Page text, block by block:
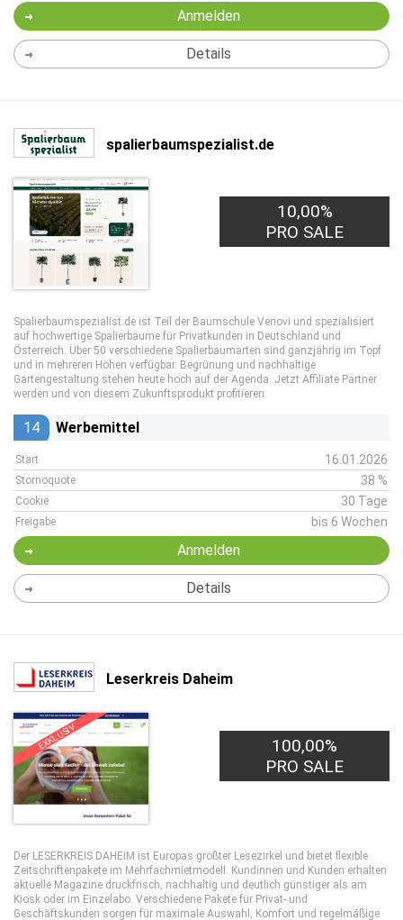
Anmelden
Details
spalierbaumspezialist.de
10,00%
PRO SALE
Spalierbaumspezialist.de ist Teil der Baumschule Venovi und spezialisiert
auf hochwertige Spalierbäume für Privatkunden in Deutschland und
Österreich. Über 50 verschiedene Spalierbaumarten sind ganzjährig im Topf
und in mehreren Höhen verfügbar. Begrünung und nachhaltige
Gartengestaltung stehen heute hoch auf der Agenda. Jetzt Affiliate Partner
werden und von diesem Zukunftsprodukt profitieren.
14 Werbemittel
Start 16.01.2026
Stornoquote 38 %
Cookie 30 Tage
Freigabe bis 6 Wochen
Anmelden
Details
Leserkreis Daheim
EXKLUSIV
100,00%
PRO SALE
Der LESERKREIS DAHEIM ist Europas größter Lesezirkel und bietet flexible
Zeitschriftenpakete im Mehrfachmietmodell. Kundinnen und Kunden erhalten
aktuelle Magazine druckfrisch, nachhaltig und deutlich günstiger als am
Kiosk oder im Einzelabo. Verschiedene Pakete für Privat- und
Geschäftskunden sorgen für maximale Auswahl, Komfort und regelmäßige